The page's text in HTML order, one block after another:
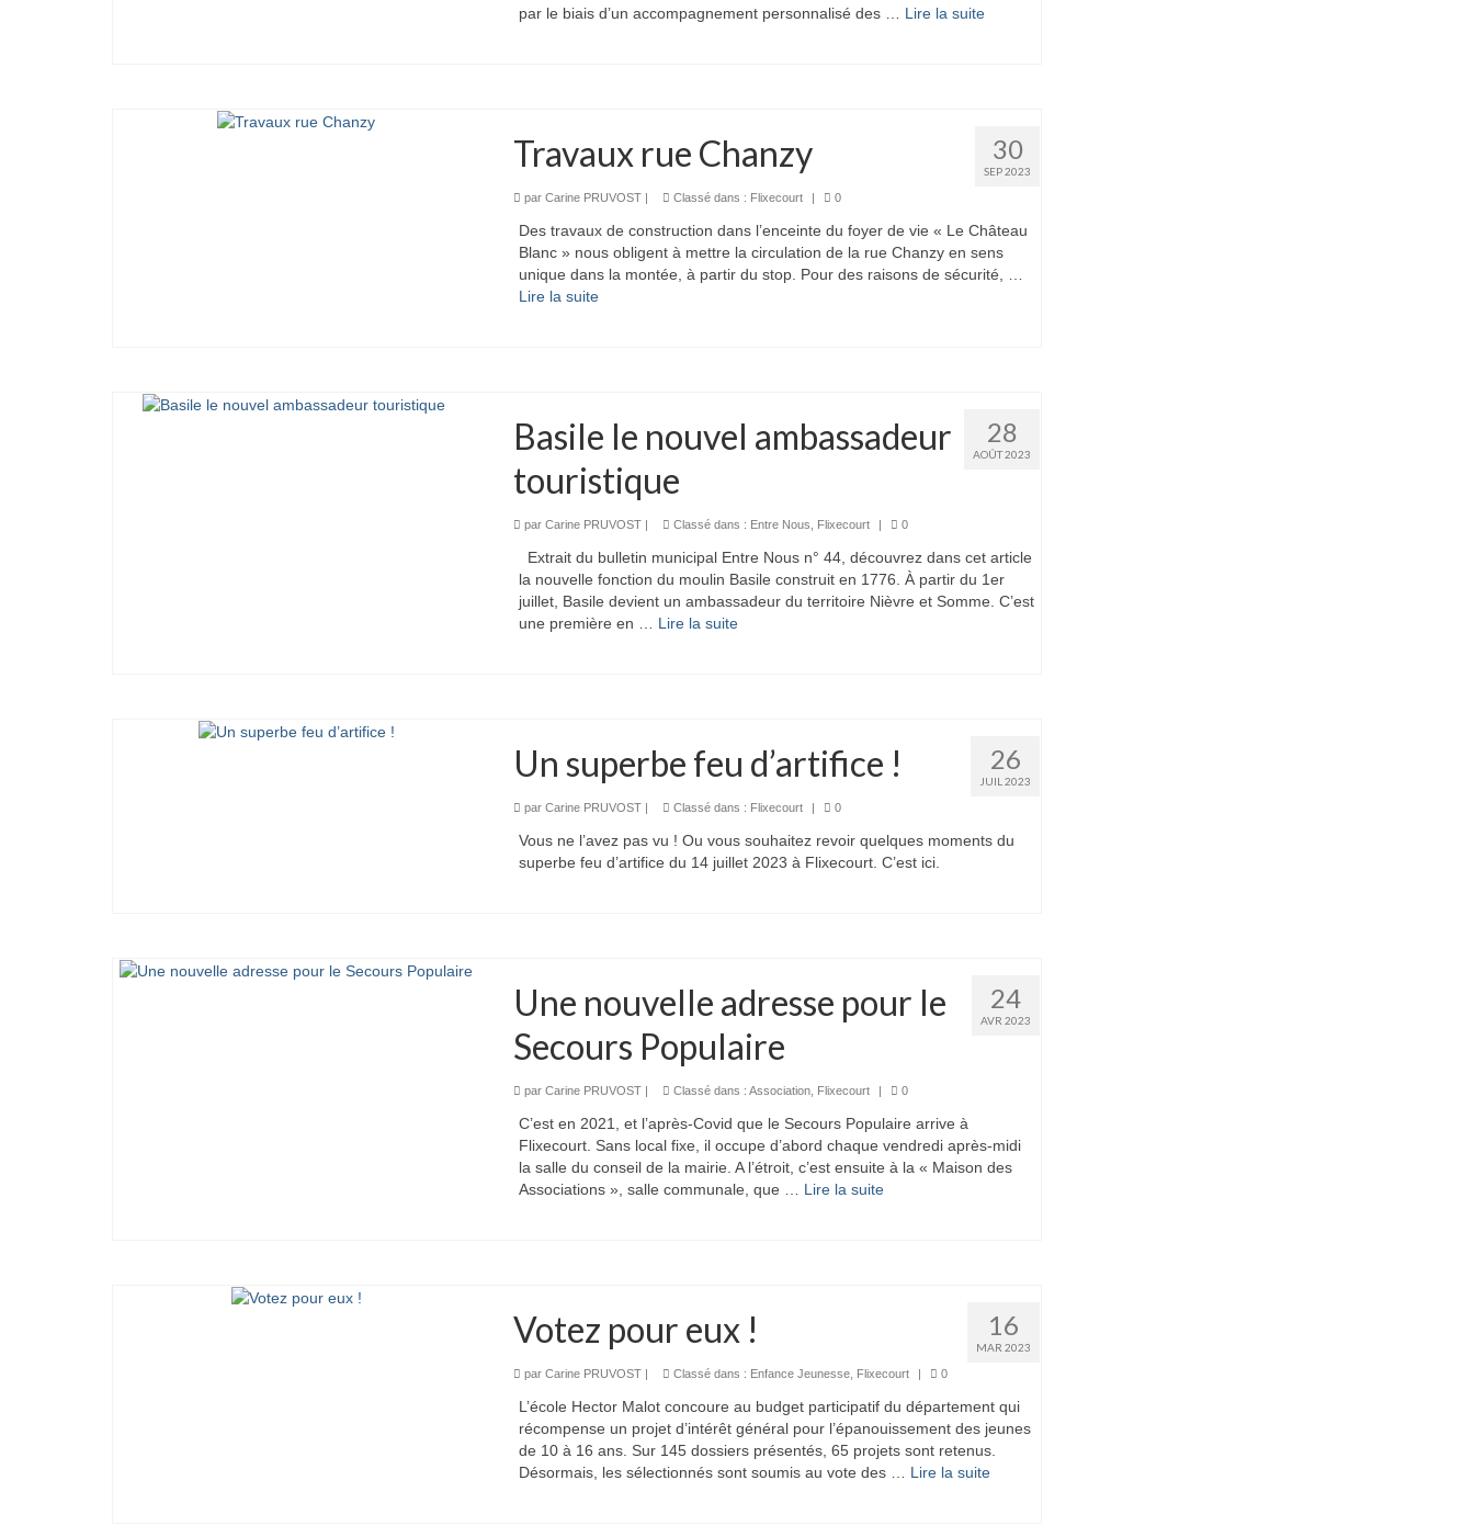
par le biais d’un accompagnement personnalisé des … Lire la suite­­
30
SEP 2023
Travaux rue Chanzy
par Carine PRUVOST| Classé dans : Flixecourt | 0
Des travaux de construction dans l’enceinte du foyer de vie « Le Château
Blanc » nous obligent à mettre la circulation de la rue Chanzy en sens
unique dans la montée, à partir du stop. Pour des raisons de sécurité, …
Lire la suite­­
28
AOÛT 2023
Basile le nouvel ambassadeur
touristique
par Carine PRUVOST| Classé dans : Entre Nous Flixecourt | 0
Extrait du bulletin municipal Entre Nous n° 44, découvrez dans cet article
la nouvelle fonction du moulin Basile construit en 1776. À partir du 1er
juillet, Basile devient un ambassadeur du territoire Nièvre et Somme. C’est
une première en … Lire la suite­­
26
JUIL 2023
Un superbe feu d’artifice !
par Carine PRUVOST| Classé dans : Flixecourt | 0
Vous ne l’avez pas vu ! Ou vous souhaitez revoir quelques moments du
superbe feu d’artifice du 14 juillet 2023 à Flixecourt. C’est ici.
24
AVR 2023
Une nouvelle adresse pour le
Secours Populaire
par Carine PRUVOST| Classé dans : Association, Flixecourt | 0
C’est en 2021, et l’après-Covid que le Secours Populaire arrive à
Flixecourt. Sans local fixe, il occupe d’abord chaque vendredi après-midi
la salle du conseil de la mairie. A l’étroit, c’est ensuite à la « Maison des
Associations », salle communale, que … Lire la suite­­
16
MAR 2023
Votez pour eux !
par Carine PRUVOST| Classé dans : Enfance Jeunesse, Flixecourt | 0
L’école Hector Malot concoure au budget participatif du département qui
récompense un projet d’intérêt général pour l’épanouissement des jeunes
de 10 à 16 ans. Sur 145 dossiers présentés, 65 projets sont retenus.
Désormais, les sélectionnés sont soumis au vote des … Lire la suite­­